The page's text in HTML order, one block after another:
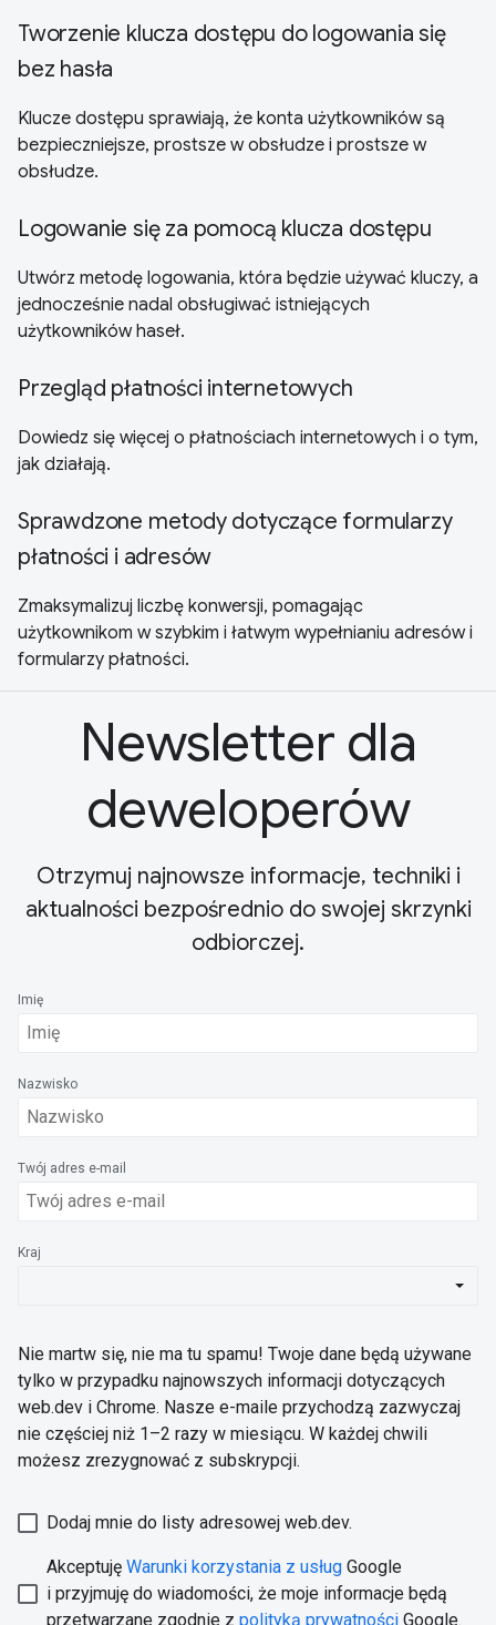
Tworzenie klucza dostępu do logowania się
bez hasła
Klucze dostępu sprawiają, że konta użytkowników są
bezpieczniejsze, prostsze w obsłudze i prostsze w
obsłudze.
Logowanie się za pomocą klucza dostępu
Utwórz metodę logowania, która będzie używać kluczy, a
jednocześnie nadal obsługiwać istniejących
użytkowników haseł.
Przegląd płatności internetowych
Dowiedz się więcej o płatnościach internetowych i o tym,
jak działają.
Sprawdzone metody dotyczące formularzy
płatności i adresów
Zmaksymalizuj liczbę konwersji, pomagając
użytkownikom w szybkim i łatwym wypełnianiu adresów i
formularzy płatności.
Newsletter dla
deweloperów
Otrzymuj najnowsze informacje, techniki i
aktualności bezpośrednio do swojej skrzynki
odbiorczej.